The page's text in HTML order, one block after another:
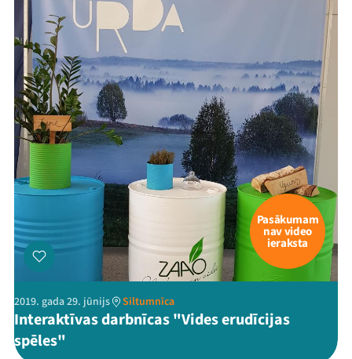
Pasākumam
nav video
ieraksta
2019. gada 29. jūnijs Siltumnīca
Interaktīvas darbnīcas "Vides erudīcijas
spēles"